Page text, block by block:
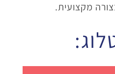
מקצועית.